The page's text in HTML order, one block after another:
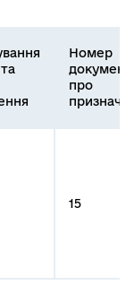
Номер
про
15